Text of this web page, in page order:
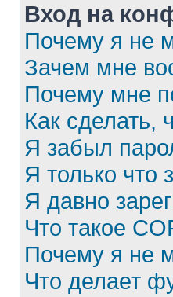
Вход на
Почему я не
Зачем мне
Почему мне
Как сделать,
Я забыл
Я только что
Я давно
Что такое
Почему я не
Что делает